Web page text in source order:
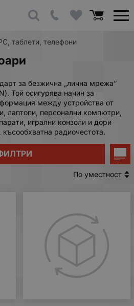
таблети, телефони
за безжична „лична мрежа“
Той осигурява начин за
между устройства от
лаптопи, персонални компютри,
игрални конзоли и дори
радиочестота.
По уместност